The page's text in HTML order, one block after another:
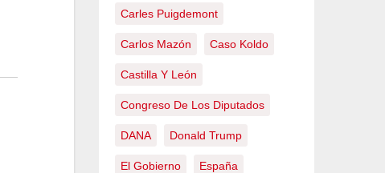
Carles Puigdemont
Carlos Mazón Caso Koldo
Castilla Y León
Congreso De Los Diputados
DANA Donald Trump
El Gobierno España